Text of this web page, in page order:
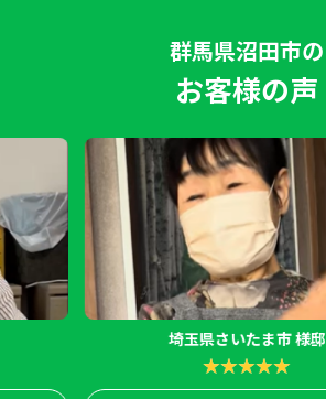
群馬県沼田市の
お客様の声
埼玉県さいたま市 様邸